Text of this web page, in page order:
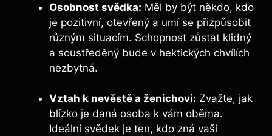
Osobnost svědka: Měl by být někdo, kdo
je pozitivní, otevřený a umí se přizpůsobit
různým situacím. Schopnost zůstat klidný
a soustředěný bude v hektických chvílích
nezbytná.
Vztah k nevěstě a ženichovi: Zvažte, jak
blízko je daná osoba k vám oběma.
Ideální svědek je ten, kdo zná vaši